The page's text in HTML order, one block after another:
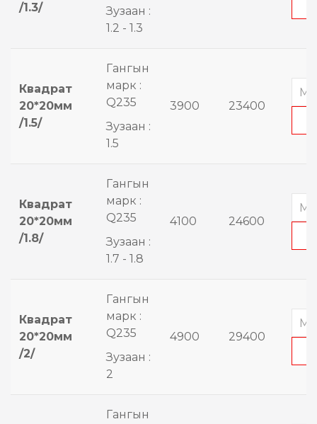
/1.3/
Зузаан :
1.2 - 1.3
Квадрат
20*20мм
/1.5/
Гангын
марк :
Q235
Зузаан :
1.5
3900 23400
Квадрат
20*20мм
/1.8/
Гангын
марк :
Q235
Зузаан :
1.7 - 1.8
4100 24600
Квадрат
20*20мм
/2/
Гангын
марк :
Q235
Зузаан :
2
4900 29400
Гангын